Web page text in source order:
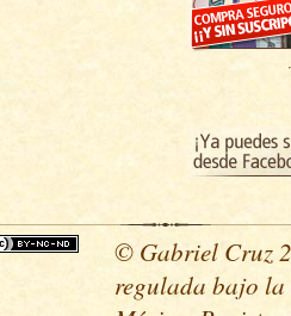
© Gabriel Cruz
regulada bajo la